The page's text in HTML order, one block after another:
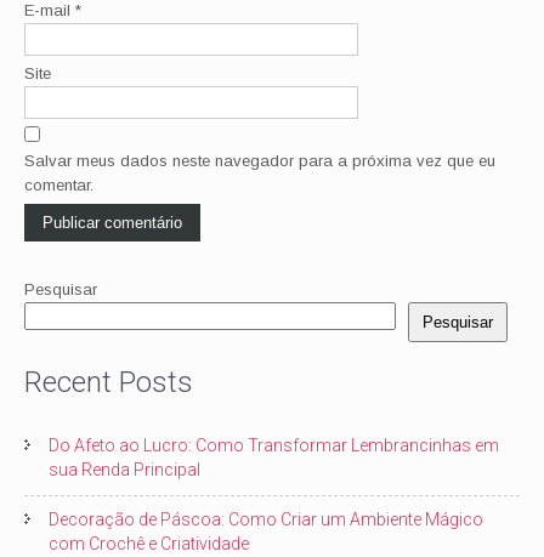
E-mail *
Site
Salvar meus dados neste navegador para a próxima vez que eu
comentar.
Pesquisar
Pesquisar
Recent Posts
Do Afeto ao Lucro: Como Transformar Lembrancinhas em
sua Renda Principal
Decoração de Páscoa: Como Criar um Ambiente Mágico
com Crochê e Criatividade